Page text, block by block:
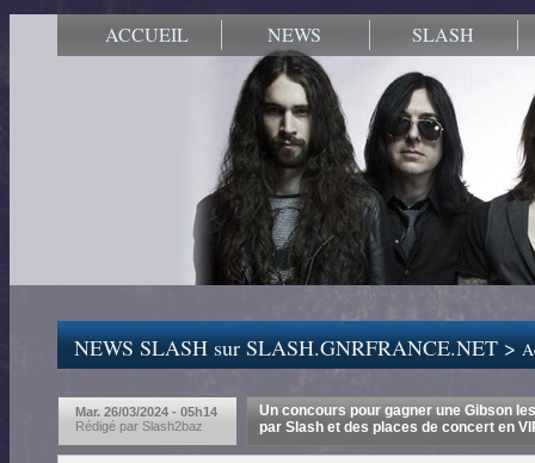
ACCUEIL NEWS SLASH
NEWS SLASH sur SLASH.GNRFRANCE.NET >
Mar. 26/03/2024 - 05h14
Rédigé par Slash2baz
Un concours pour gagner une Gibson
par Slash et des places de concert en